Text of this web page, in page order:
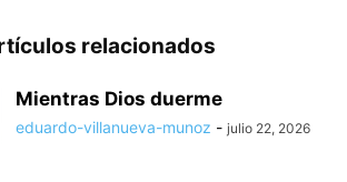
relacionados
Mientras Dios duerme
eduardo-villanueva-munoz - julio 22, 2026